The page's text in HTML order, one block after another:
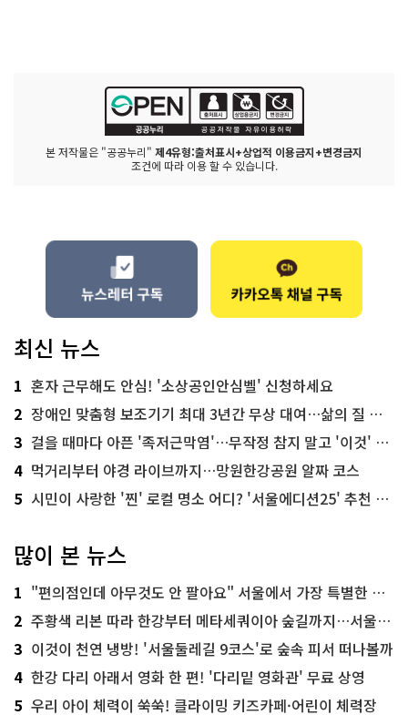
본 저작물은 "공공누리" 제4유형:출처표시+상업적 이용금지+변경금지
조건에 따라 이용 할 수 있습니다.
최신 뉴스
1 혼자 근무해도 안심! '소상공인안심벨' 신청하세요
2 장애인 맞춤형 보조기기 최대 3년간 무상 대여…삶의 질 높인다
3 걸을 때마다 아픈 '족저근막염'…무작정 참지 말고 '이것' 해보세요!
4 먹거리부터 야경 라이브까지…망원한강공원 알짜 코스
5 시민이 사랑한 '찐' 로컬 명소 어디? '서울에디션25' 추천 코스
많이 본 뉴스
1 "편의점인데 아무것도 안 팔아요" 서울에서 가장 특별한 편의점의 정체
2 주황색 리본 따라 한강부터 메타세쿼이아 숲길까지…서울둘레길 15코스
3 이것이 천연 냉방! '서울둘레길 9코스'로 숲속 피서 떠나볼까
4 한강 다리 아래서 영화 한 편! '다리밑 영화관' 무료 상영
5 우리 아이 체력이 쑥쑥! 클라이밍 키즈카페·어린이 체력장